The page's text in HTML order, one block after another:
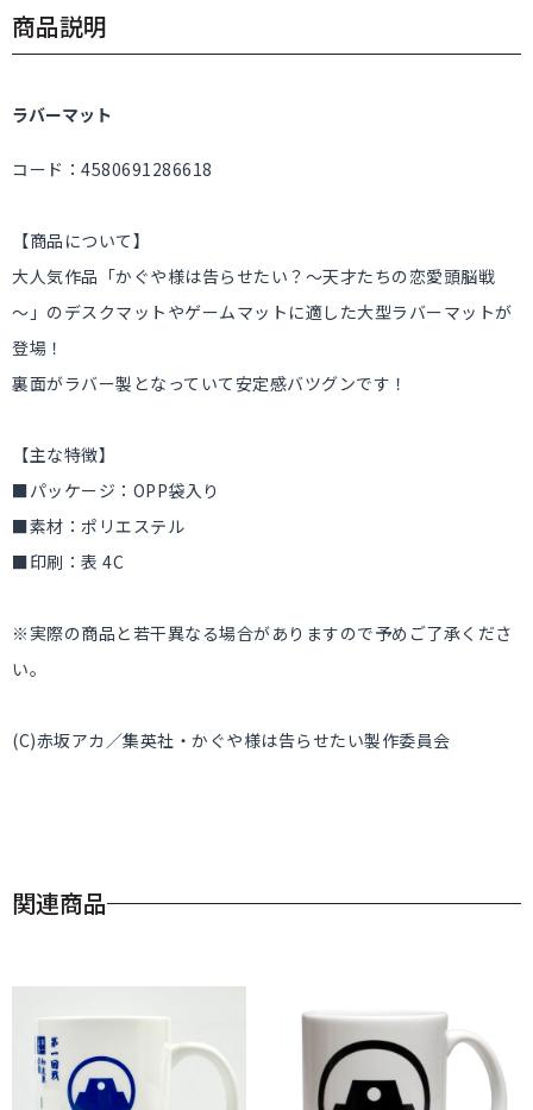
商品説明
ラバーマット
コード：4580691286618
【商品について】
大人気作品「かぐや様は告らせたい？～天才たちの恋愛頭脳戦
～」のデスクマットやゲームマットに適した大型ラバーマットが
登場！
裏面がラバー製となっていて安定感バツグンです！
【主な特徴】
■パッケージ：OPP袋入り
■素材：ポリエステル
■印刷：表 4C
※実際の商品と若干異なる場合がありますので予めご了承くださ
い。
(C)赤坂アカ／集英社・かぐや様は告らせたい製作委員会
関連商品